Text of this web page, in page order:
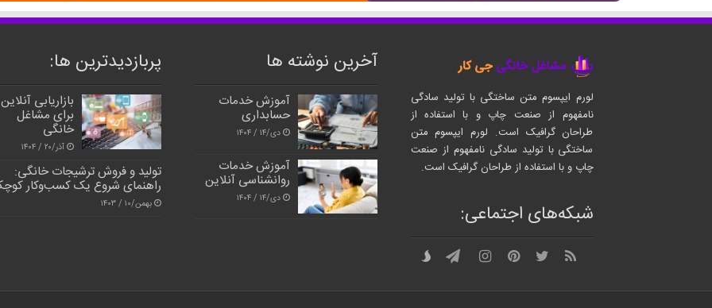
لورم ایپسوم متن ساختگی با تولید سادگی
نامفهوم از صنعت چاپ و با استفاده از
طراحان گرافیک است. لورم ایپسوم متن
ساختگی با تولید سادگی نامفهوم از صنعت
چاپ و با استفاده از طراحان گرافیک است.
شبکه‌های اجتماعی:
آخرین نوشته ها
آموزش خدمات
حسابداری
دی/۱۴ / ۱۴۰۴
آموزش خدمات
روانشناسی آنلاین
دی/۱۴ / ۱۴۰۴
پربازدیدترین‌ ها:
بازاریابی آنلاین
برای مشاغل
خانگی
آذر/۲۰ / ۱۴۰۴
تولید و فروش ترشیجات خانگی:
راهنمای شروع یک کسب‌وکار
بهمن/۱۰ / ۱۴۰۳